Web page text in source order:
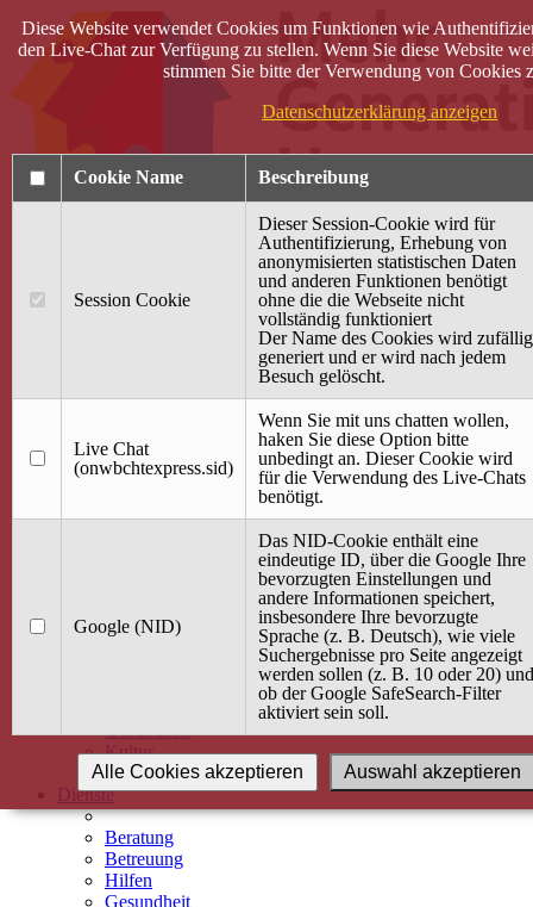
40 Jahre Mütterzentrum
Terminkalender
Gemeinsam aktiv
Gemeinsam unterwegs
wirFAIRändern
Angebot / Kurs suchen
Babybauch & Elternschaft
Gesundheit
Kultur
Alle Kurse
Dienste
Beratung
Betreuung
Hilfen
Gesundheit
Diese Website verwendet Cookies um Funktionen wie
den Live-Chat zur Verfügung zu stellen. Wenn Sie diese Website
stimmen Sie bitte der Verwendung von Cookies
Datenschutzerklärung anzeigen
Cookie Name Beschreibung
Session Cookie
Dieser Session-Cookie wird für
Authentifizierung, Erhebung von
anonymisierten statistischen Daten
und anderen Funktionen benötigt
ohne die die Webseite nicht
vollständig funktioniert
Der Name des Cookies wird zufällig
generiert und er wird nach jedem
Besuch gelöscht.
Live Chat
(onwbchtexpress.sid)
Wenn Sie mit uns chatten wollen,
haken Sie diese Option bitte
unbedingt an. Dieser Cookie wird
für die Verwendung des Live-Chats
benötigt.
Google (NID)
Das NID-Cookie enthält eine
eindeutige ID, über die Google Ihre
bevorzugten Einstellungen und
andere Informationen speichert,
insbesondere Ihre bevorzugte
Sprache (z. B. Deutsch), wie viele
Suchergebnisse pro Seite angezeigt
werden sollen (z. B. 10 oder 20) und
ob der Google SafeSearch-Filter
aktiviert sein soll.
Auswahl akzeptieren
Alle Cookies akzeptieren